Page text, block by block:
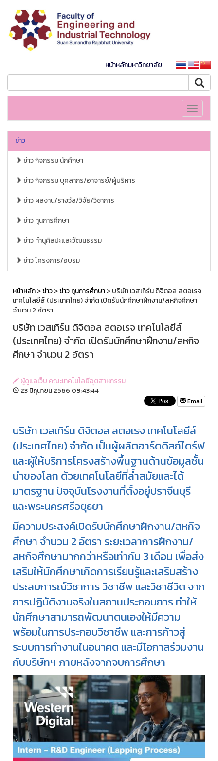
หน้าหลักมหาวิทยาลัย
Toggle
ข่าว
ข่าว กิจกรรม นักศึกษา
ข่าว กิจกรรม บุคลากร/อาจารย์/ผู้บริหาร
ข่าว ผลงาน/รางวัล/วิจัย/วิชาการ
ข่าว ทุนการศึกษา
ข่าว ทำนุศิลปะและวัฒนธรรม
ข่าว โครงการ/อบรม
หน้าหลัก>ข่าว>ข่าว ทุนการศึกษา> บริษัท เวสเทิร์น ดิจิตอล สตอเรจ
เทคโนโลยีส์ (ประเทศไทย) จำกัด เปิดรับนักศึกษาฝึกงาน/สหกิจศึกษา
จำนวน 2 อัตรา
บริษัท เวสเทิร์น ดิจิตอล สตอเรจ เทคโนโลยีส์
(ประเทศไทย) จำกัด เปิดรับนักศึกษาฝึกงาน/สหกิจ
ศึกษา จำนวน 2 อัตรา
ผู้ดูแลเว็บ คณะเทคโนโลยีอุตสาหกรรม
23 มิถุนายน 2566 09:43:44
Email
บริษัท เวสเทิร์น ดิจิตอล สตอเรจ เทคโนโลยีส์
(ประเทศไทย) จำกัด เป็นผู้ผลิตฮาร์ดดิสก์ไดร์ฟ
และผู้ให้บริการโครงสร้างพื้นฐานด้านข้อมูลชั้น
นำของโลก ด้วยเทคโนโลยีที่ล้ำสมัยและได้
มาตรฐาน ปัจจุบันโรงงานที่ตั้งอยู่ปราจีนบุรี
และพระนครศรีอยุธยา
มีความประสงค์เปิดรับนักศึกษาฝึกงาน/สหกิจ
ศึกษา จำนวน 2 อัตรา ระยะเวลาการฝึกงาน/
สหกิจศึกษามากกว่าหรือเท่ากับ 3 เดือน เพื่อส่ง
เสริมให้นักศึกษาเกิดการเรียนรู้และเสริมสร้าง
ประสบการณ์วิชาการ วิชาชีพ และวิชาชีวิต จาก
การปฏิบัติงานจริงในสถานประกอบการ ทำให้
นักศึกษาสามารถพัฒนาตนเองให้มีความ
พร้อมในการประกอบวิชาชีพ และการก้าวสู่
ระบบการทำงานในอนาคต และมีโอกาสร่วมงาน
กับบริษัทฯ ภายหลังจากจบการศึกษา